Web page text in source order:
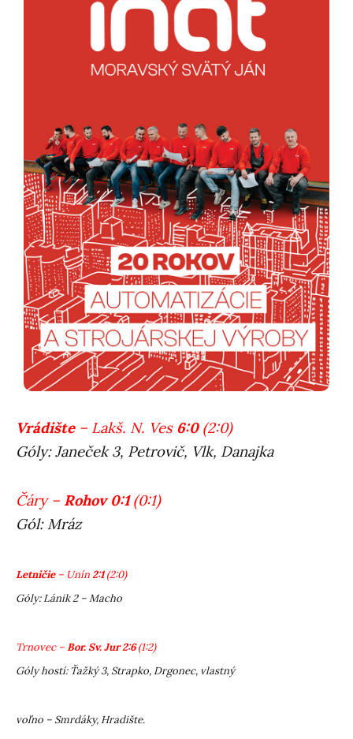
Vrádište– Lakš. N. Ves 6:0(2:0)
Góly: Janeček 3, Petrovič, Vlk, Danajka
Čáry – Rohov 0:1(0:1)
Gól: Mráz
Letničie– Unín2:1(2:0)
Góly: Lánik 2 – Macho
Trnovec –Bor. Sv. Jur 2:6(1:2)
Góly hostí: Ťažký 3, Strapko, Drgonec, vlastný
voľno – Smrdáky, Hradište.